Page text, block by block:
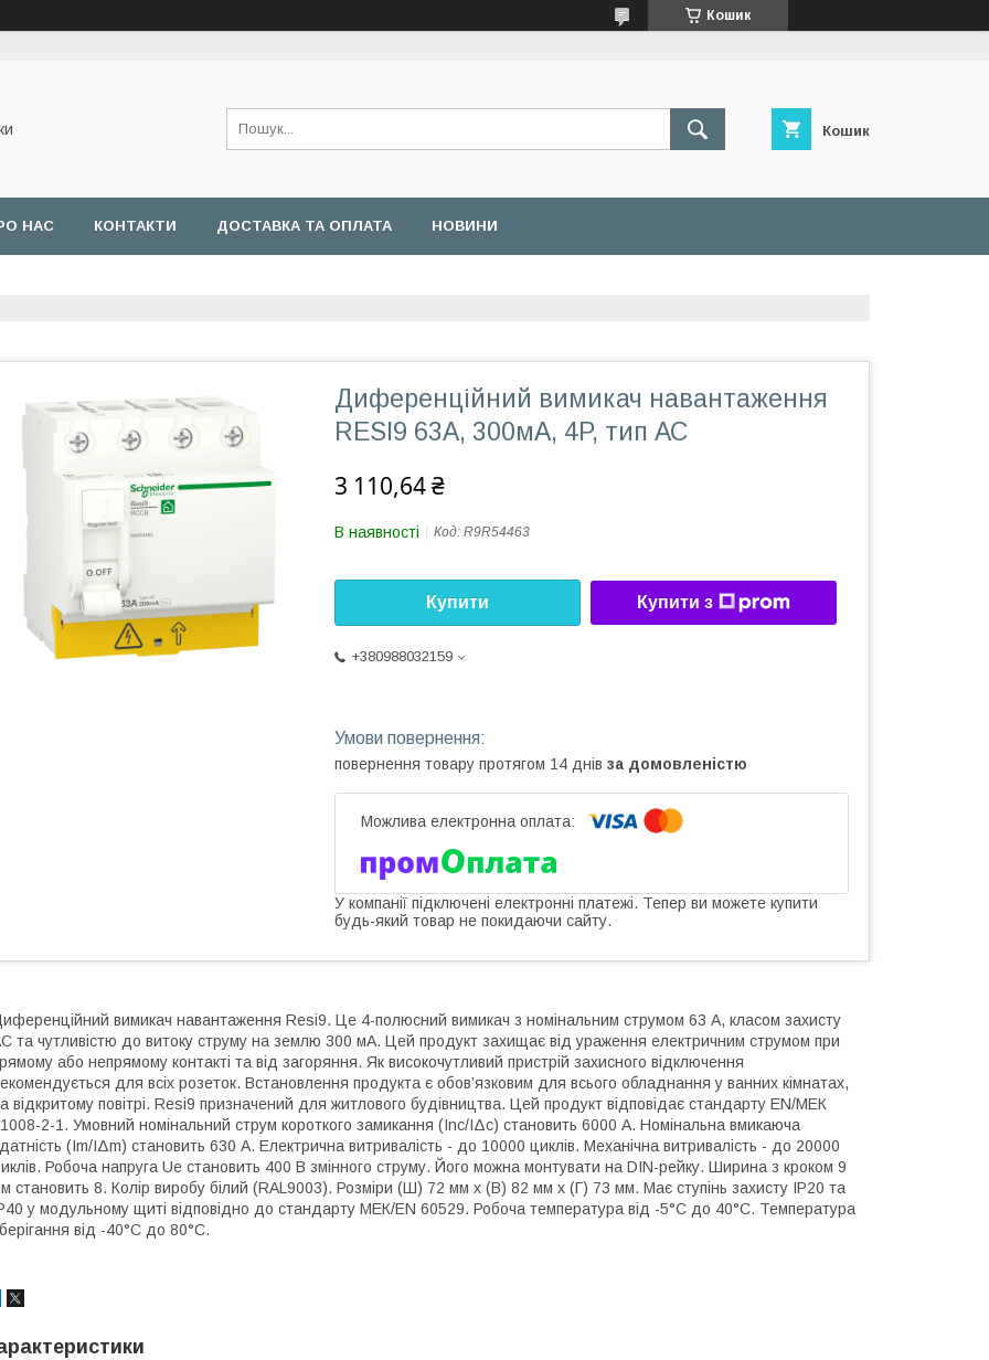
Кошик
Кошик
НАС КОНТАКТИ ДОСТАВКА ТА ОПЛАТА НОВИНИ
Диференційний вимикач навантаження
RESI9 63A, 300мA, 4P, тип АС
3 110,64 ₴
В наявності Код: R9R54463
Купити Купити з
+380988032159
повернення товару протягом 14 днів за домовленістю
У компанії підключені електронні платежі. Тепер ви можете купити
будь-який товар не покидаючи сайту.
вимикач навантаження Resi9. Це 4-полюсний вимикач з номінальним струмом 63 А, класом захисту
та чутливістю до витоку струму на землю 300 мА. Цей продукт захищає від ураження електричним струмом при
або непрямому контакті та від загоряння. Як високочутливий пристрій захисного відключення
для всіх розеток. Встановлення продукта є обов’язковим для всього обладнання у ванних кімнатах,
відкритому повітрі. Resi9 призначений для житлового будівництва. Цей продукт відповідає стандарту EN/МЕК
2-1. Умовний номінальний струм короткого замикання (Inc/IΔc) становить 6000 А. Номінальна вмикаюча
(Im/IΔm) становить 630 А. Електрична витривалість - до 10000 циклів. Механічна витривалість - до 20000
Робоча напруга Ue становить 400 В змінного струму. Його можна монтувати на DIN-рейку. Ширина з кроком 9
становить 8. Колір виробу білий (RAL9003). Розміри (Ш) 72 мм х (В) 82 мм х (Г) 73 мм. Має ступінь захисту IP20 та
у модульному щиті відповідно до стандарту МЕК/EN 60529. Робоча температура від -5°C до 40°C. Температура
від -40°C до 80°C.